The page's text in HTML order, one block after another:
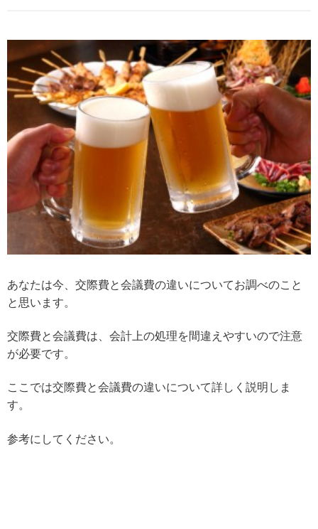
あなたは今、交際費と会議費の違いについてお調べのこと
と思います。
交際費と会議費は、会計上の処理を間違えやすいので注意
が必要です。
ここでは交際費と会議費の違いについて詳しく説明しま
す。
参考にしてください。